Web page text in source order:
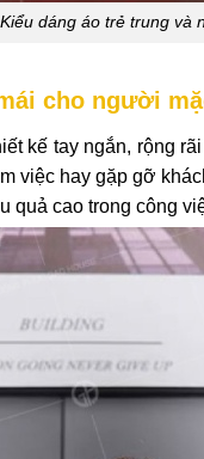
Kiểu dáng áo trẻ trung và
cho người
kế tay ngắn, rộng
việc hay gặp gỡ
quả cao trong công